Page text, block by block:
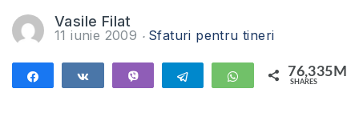
Vasile Filat
11 iunie 2009 Sfaturi pentru tineri
Share Share Telegram WhatsApp76,335M
SHARES